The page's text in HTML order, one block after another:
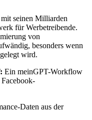
seinen Milliarden
für Werbetreibende.
von
besonders wenn
wird.
Ein meinGPT-Workflow
Daten aus der